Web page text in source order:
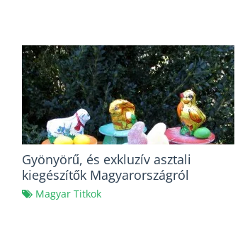
Gyönyörű, és exkluzív asztali
kiegészítők Magyarországról
Magyar Titkok